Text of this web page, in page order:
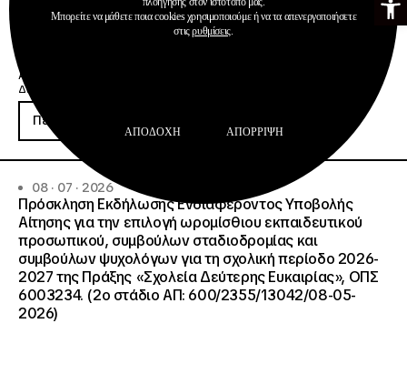
Ανακοινώσεις
Διαχείριση & Λειτουργία Δημοσίων ΙΕΚ
Περισσότερα
08 · 07 · 2026
Πρόσκληση Εκδήλωσης Ενδιαφέροντος Υποβολής
Αίτησης για την επιλογή ωρομίσθιου εκπαιδευτικού
προσωπικού, συμβούλων σταδιοδρομίας και
συμβούλων ψυχολόγων για τη σχολική περίοδο 2026-
2027 της Πράξης «Σχολεία Δεύτερης Ευκαιρίας», ΟΠΣ
6003234. (2ο στάδιο ΑΠ: 600/2355/13042/08-05-
2026)
Μπορείτε να μάθετε ποια cookies χρησιμοποιούμε ή να τα απενεργοποιήσετε
στιςρυθμίσεις.
ΑΠΟΔΟΧΉ ΑΠΌΡΡΙΨΗ